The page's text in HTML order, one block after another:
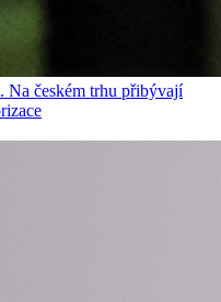
Na českém trhu přibývají